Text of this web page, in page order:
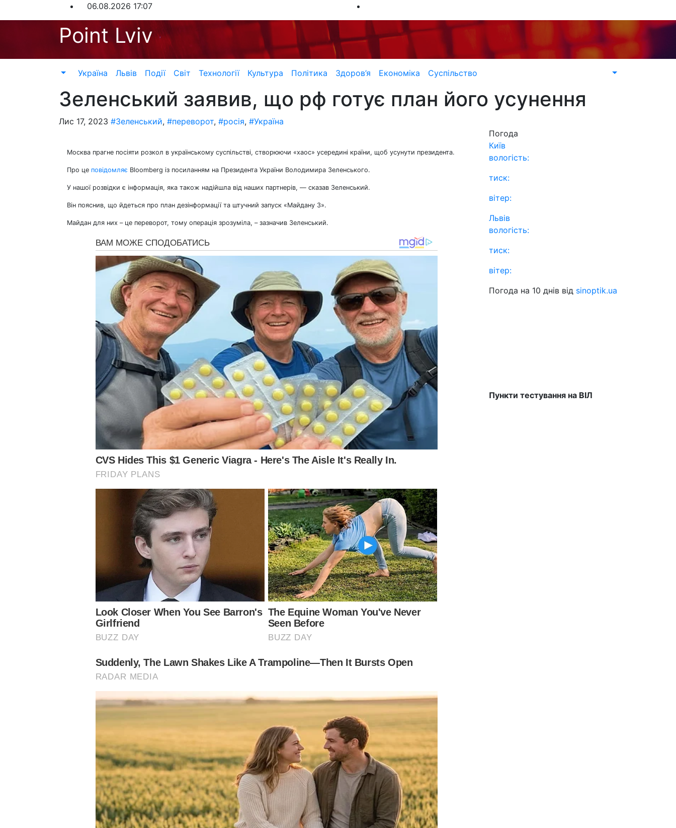
до
06.08.2026 17:07
Point Lviv
Україна Львів Події Світ Технології Культура Політика Здоров’я Економіка Суспільство
Зеленський заявив, що рф готує план його усунення
Лис 17, 2023 #Зеленський, #переворот, #росія, #Україна
Москва прагне посіяти розкол в українському суспільстві, створюючи «хаос» усередині країни, щоб усунути президента.
Про це повідомляє Bloomberg із посиланням на Президента України Володимира Зеленського.
У нашої розвідки є інформація, яка також надійшла від наших партнерів, — сказав Зеленський.
Він пояснив, що йдеться про план дезінформації та штучний запуск «Майдану 3».
Майдан для них – це переворот, тому операція зрозуміла, – зазначив Зеленський.
Погода
Київ
вологість:
тиск:
вітер:
Львів
вологість:
тиск:
вітер:
Погода на 10 днів від sinoptik.ua
Пункти тестування на ВІЛ